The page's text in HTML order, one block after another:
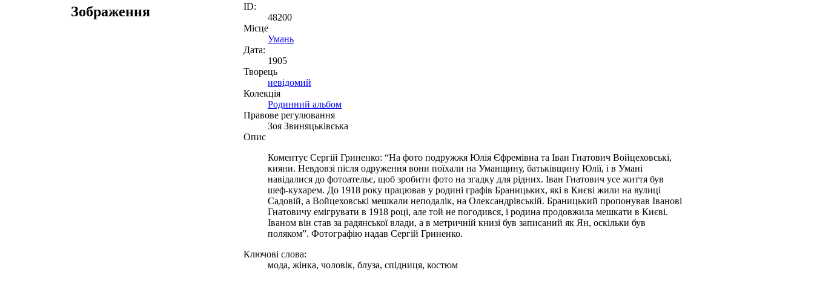
Зображення
ID:
48200
Місце
Умань
Дата:
1905
Творець
невідомий
Колекція
Родинний альбом
Правове регулювання
Зоя Звиняцьківська
Опис
Коментує Сергій Гриненко: “На фото подружжя Юлія Єфремівна та Іван Гнатович Войцеховські,
кияни. Невдовзі після одруження вони поїхали на Уманщину, батьківщину Юлії, і в Умані
навідалися до фотоательє, щоб зробити фото на згадку для рідних. Іван Гнатович усе життя був
шеф-кухарем. До 1918 року працював у родині графів Браницьких, які в Києві жили на вулиці
Садовій, а Войцеховські мешкали неподалік, на Олександрівській. Браницький пропонував Іванові
Гнатовичу емігрувати в 1918 році, але той не погодився, і родина продовжила мешкати в Києві.
Іваном він став за радянської влади, а в метричній книзі був записаний як Ян, оскільки був
поляком”. Фотографію надав Сергій Гриненко.
Ключові слова:
мода, жінка, чоловік, блуза, спідниця, костюм